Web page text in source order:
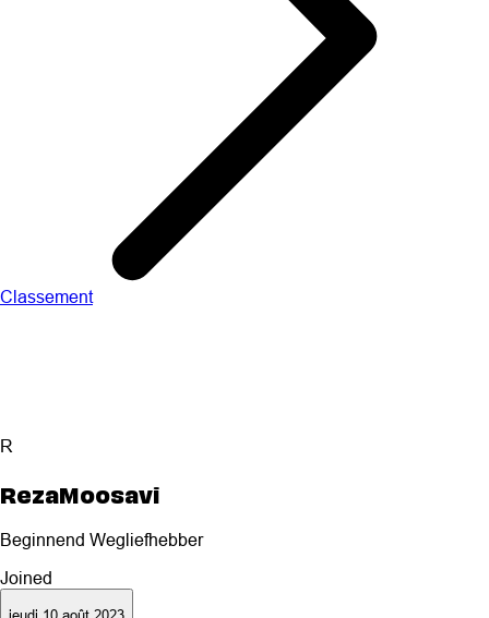
Classement
R
RezaMoosavi
Beginnend Wegliefhebber
Joined